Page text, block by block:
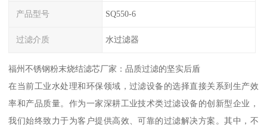
产品型号 SQ550-6
过滤介质 水过滤器
福州不锈钢粉末烧结滤芯厂家：品质过滤的坚实后盾
在当前工业水处理和环保领域，过滤设备的选择直接关系到生产效
率和产品质量。作为一家深耕工业技术类过滤设备的创新型企业，
我们始终致力于为客户提供高效、可靠的过滤解决方案。其中，不